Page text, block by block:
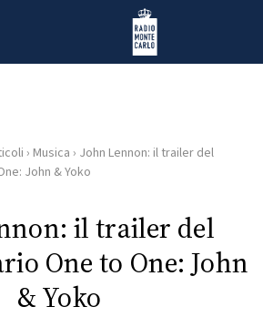
Radio Monte Carlo
› Musica › John Lennon: il trailer del
John & Yoko
il trailer del
One to One: John
& Yoko